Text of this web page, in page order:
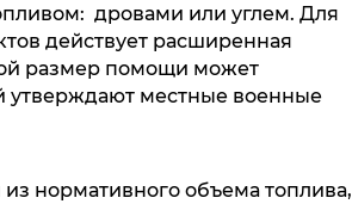
дровами или углем. Для
действует расширенная
размер помощи может
утверждают местные военные
нормативного объема топлива,